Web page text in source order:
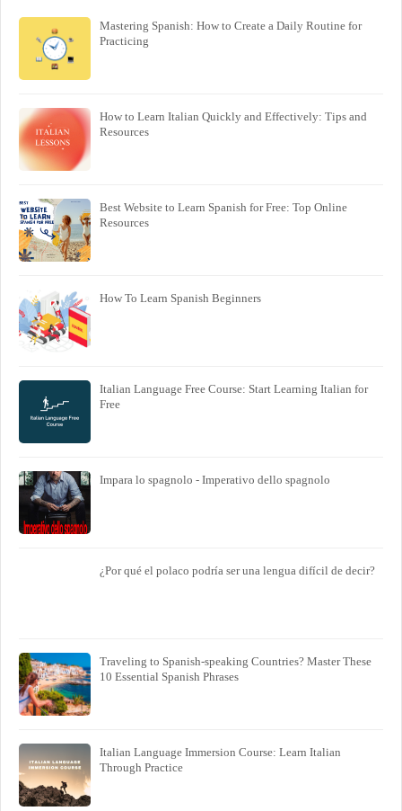
Mastering Spanish: How to Create a Daily Routine for
Practicing
How to Learn Italian Quickly and Effectively: Tips and
Resources
Best Website to Learn Spanish for Free: Top Online
Resources
How To Learn Spanish Beginners
Italian Language Free Course: Start Learning Italian for
Free
Impara lo spagnolo - Imperativo dello spagnolo
¿Por qué el polaco podría ser una lengua difícil de decir?
Traveling to Spanish-speaking Countries? Master These
10 Essential Spanish Phrases
Italian Language Immersion Course: Learn Italian
Through Practice